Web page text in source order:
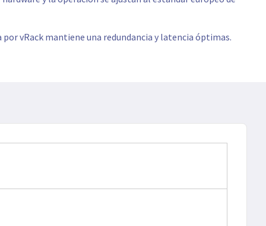
vRack mantiene una redundancia y latencia óptimas.